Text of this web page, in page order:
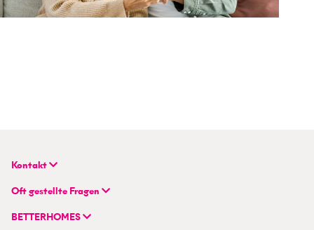
Kontakt
BETTERHOMES (Schweiz) AG
Hauptsitz
Flurstrasse 55
Oft gestellte Fragen
FAQ | Immobilienbewertung
BETTERHOMES